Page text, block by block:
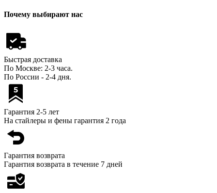
Почему выбирают нас
Быстрая доставка
По Москве: 2-3 часа.
По России - 2-4 дня.
Гарантия 2-5 лет
На стайлеры и фены гарантия 2 года
Гарантия возврата
Гарантия возврата в течение 7 дней